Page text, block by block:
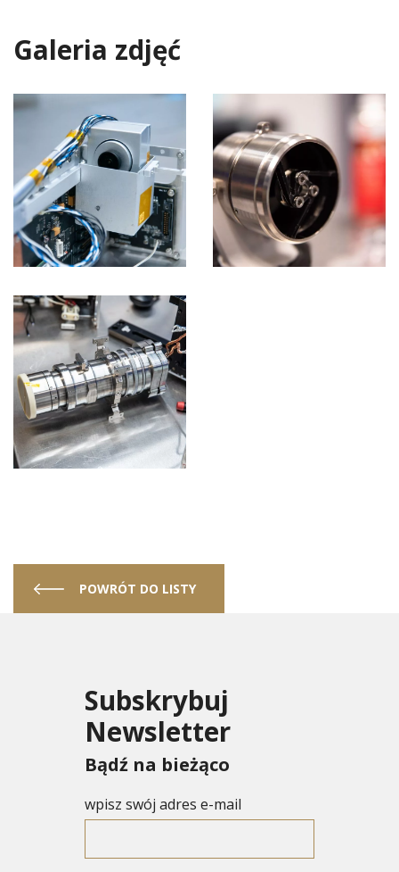
Galeria zdjęć
POWRÓT DO LISTY
Subskrybuj
Newsletter
Bądź na bieżąco
wpisz swój adres e-mail